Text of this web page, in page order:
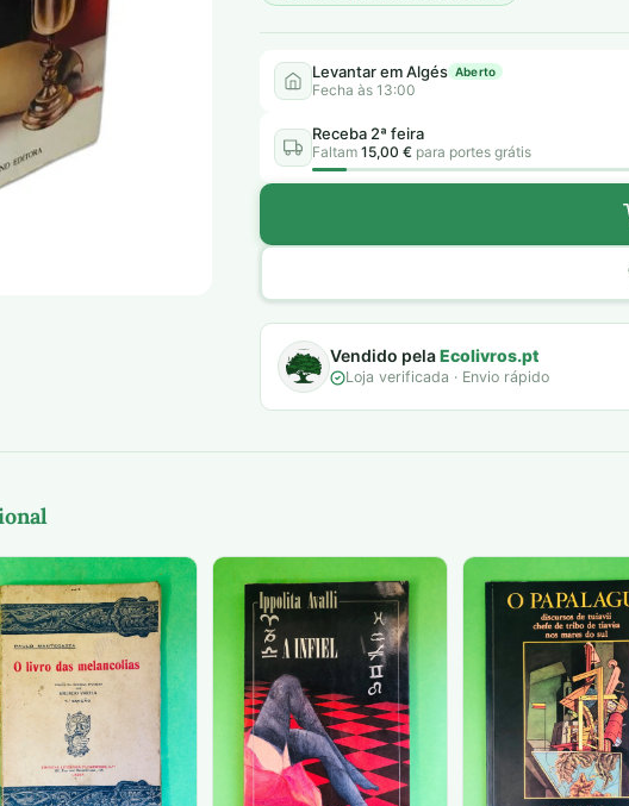
Levantar em Algés Aberto
Fecha às 13:00
Receba 2ª feira
Faltam 15,00 € para portes grátis
Vendido pelaEcolivros.pt
Loja verificada · Envio rápido